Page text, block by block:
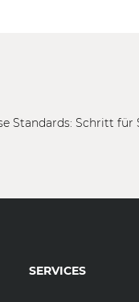
Standards: Schritt
SERVICES